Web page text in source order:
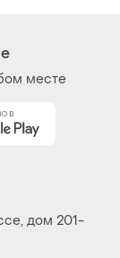
месте
дом 201-